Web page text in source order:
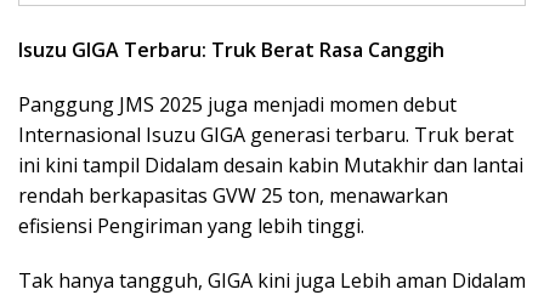
Isuzu GIGA Terbaru: Truk Berat Rasa Canggih
Panggung JMS 2025 juga menjadi momen debut
Internasional Isuzu GIGA generasi terbaru. Truk berat
ini kini tampil Didalam desain kabin Mutakhir dan lantai
rendah berkapasitas GVW 25 ton, menawarkan
efisiensi Pengiriman yang lebih tinggi.
Tak hanya tangguh, GIGA kini juga Lebih aman Didalam